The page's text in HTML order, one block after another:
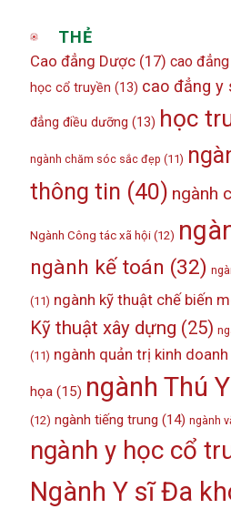
THẺ
Cao đẳng Dược(17) cao
học cổ truyền (13) cao đẳng y
đẳng điều dưỡng (13) học
ngành chăm sóc sắc đẹp (11)
thông tin (40) ngành
Ngành Công tác xã hội(12)
ngành kế toán (32)
(11) ngành kỹ thuật chế biến
Kỹ thuật xây dựng (25)
(11) ngành quản trị kinh doanh
họa(15) ngành Thú Y
(12) ngành tiếng trung (14) ngành
ngành y học cổ
Ngành Y sĩ Đa